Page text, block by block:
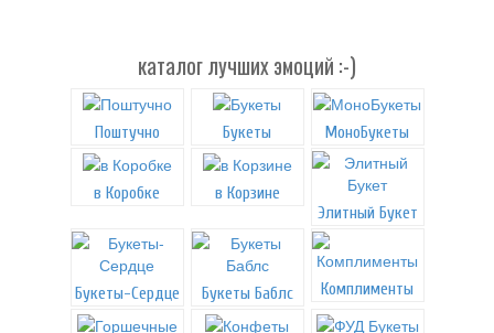
каталог лучших эмоций :-)
Поштучно Букеты МоноБукеты
в Коробке
в Корзине
Элитный Букет
Букеты-Сердце Букеты Баблс Комплименты